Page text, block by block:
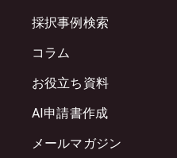
採択事例検索
コラム
お役立ち資料
AI申請書作成
メールマガジン